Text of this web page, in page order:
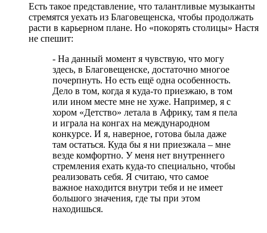
Есть такое представление, что талантливые музыканты
стремятся уехать из Благовещенска, чтобы продолжать
расти в карьерном плане. Но «покорять столицы» Настя
не спешит:
- На данный момент я чувствую, что могу
здесь, в Благовещенске, достаточно многое
почерпнуть. Но есть ещё одна особенность.
Дело в том, когда я куда-то приезжаю, в том
или ином месте мне не хуже. Например, я с
хором «Детство» летала в Африку, там я пела
и играла на конгах на международном
конкурсе. И я, наверное, готова была даже
там остаться. Куда бы я ни приезжала – мне
везде комфортно. У меня нет внутреннего
стремления ехать куда-то специально, чтобы
реализовать себя. Я считаю, что самое
важное находится внутри тебя и не имеет
большого значения, где ты при этом
находишься.